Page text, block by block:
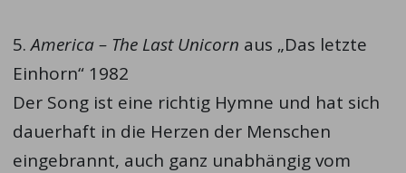
5.America – The Last Unicorn aus „Das letzte
Einhorn“ 1982
Der Song ist eine richtig Hymne und hat sich
dauerhaft in die Herzen der Menschen
eingebrannt, auch ganz unabhängig vom